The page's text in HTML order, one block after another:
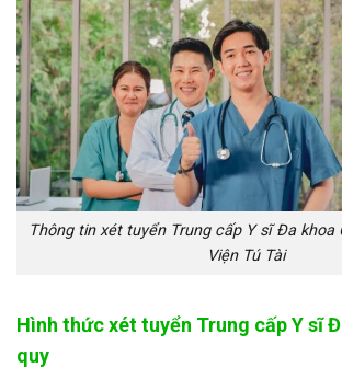
Thông tin xét tuyển Trung cấp Y sĩ Đa khoa
Viện Tú Tài
Hình thức xét tuyển Trung cấp Y sĩ
quy